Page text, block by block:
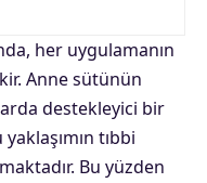
her uygulamanın
Anne sütünün
destekleyici bir
tıbbi
Bu yüzden